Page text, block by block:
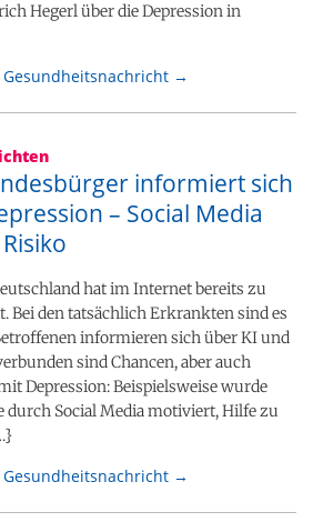
Hegerl über die Depression in
→
informiert sich
– Social Media
hat im Internet bereits zu
Bei den tatsächlich Erkrankten sind es
informieren sich über KI und
sind Chancen, aber auch
Depression: Beispielsweise wurde
durch Social Media motiviert, Hilfe zu
→